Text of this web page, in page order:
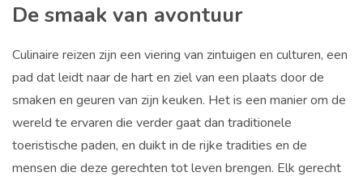
De smaak van avontuur
Culinaire reizen zijn een viering van zintuigen en culturen, een
pad dat leidt naar de hart en ziel van een plaats door de
smaken en geuren van zijn keuken. Het is een manier om de
wereld te ervaren die verder gaat dan traditionele
toeristische paden, en duikt in de rijke tradities en de
mensen die deze gerechten tot leven brengen. Elk gerecht